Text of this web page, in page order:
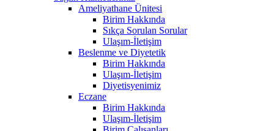
Ameliyathane Ünitesi
Birim Hakkında
Sıkça Sorulan Sorular
Ulaşım-İletişim
Beslenme ve Diyetetik
Birim Hakkında
Ulaşım-İletişim
Diyetisyenimiz
Eczane
Birim Hakkında
Ulaşım-İletişim